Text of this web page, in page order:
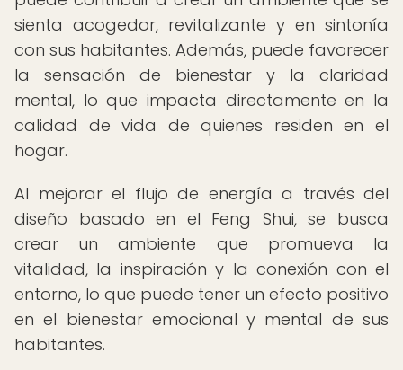
sienta acogedor, revitalizante y en sintonía
con sus habitantes. Además, puede favorecer
la sensación de bienestar y la claridad
mental, lo que impacta directamente en la
calidad de vida de quienes residen en el
hogar.
Al mejorar el flujo de energía a través del
diseño basado en el Feng Shui, se busca
crear un ambiente que promueva la
vitalidad, la inspiración y la conexión con el
entorno, lo que puede tener un efecto positivo
en el bienestar emocional y mental de sus
habitantes.